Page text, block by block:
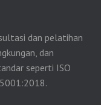
dan pelatihan
dan
seperti ISO